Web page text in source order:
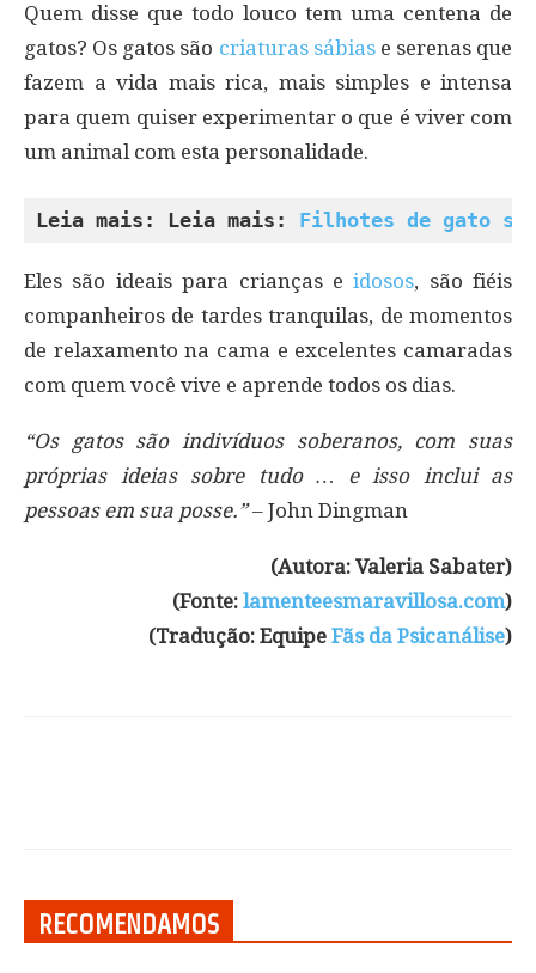
Quem disse que todo louco tem uma centena de
gatos? Os gatos são criaturas sábiase serenas que
fazem a vida mais rica, mais simples e intensa
para quem quiser experimentar o que é viver com
um animal com esta personalidade.
Leia mais: Leia mais: Filhotes de gato
Eles são ideais para crianças eidosos, são fiéis
companheiros de tardes tranquilas, de momentos
de relaxamento na cama e excelentes camaradas
com quem você vive e aprende todos os dias.
“Os gatos são indivíduos soberanos, com suas
próprias ideias sobre tudo … e isso inclui as
pessoas em sua posse.”– John Dingman
(Autora: Valeria Sabater)
(Fonte: lamenteesmaravillosa.com)
(Tradução: Equipe Fãs da Psicanálise)
RECOMENDAMOS